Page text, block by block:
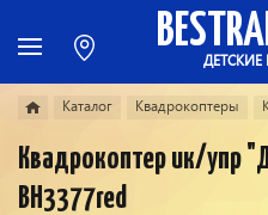
Каталог Квадрокоптеры
Квадрокоптер ик/упр
ВН3377red